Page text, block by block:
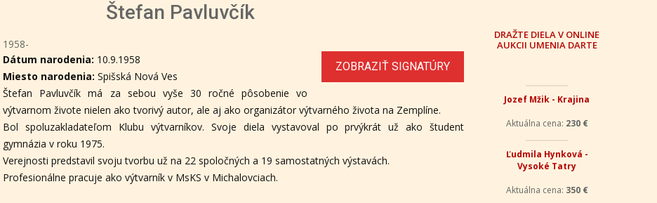
Štefan Pavluvčík
1958-
ZOBRAZIŤ SIGNATÚRY
Dátum narodenia: 10.9.1958
Miesto narodenia:Spišská Nová Ves
Štefan Pavluvčík má za sebou vyše 30 ročné pôsobenie vo
výtvarnom živote nielen ako tvorivý autor, ale aj ako organizátor výtvarného života na Zemplíne.
Bol spoluzakladateľom Klubu výtvarníkov. Svoje diela vystavoval po prvýkrát už ako študent
gymnázia v roku 1975.
Verejnosti predstavil svoju tvorbu už na 22 spoločných a 19 samostatných výstavách.
Profesionálne pracuje ako výtvarník v MsKS v Michalovciach.
DRAŽTE DIELA V ONLINE
AUKCII UMENIA DARTE
Jozef Mžik - Krajina
Aktuálna cena:230 €